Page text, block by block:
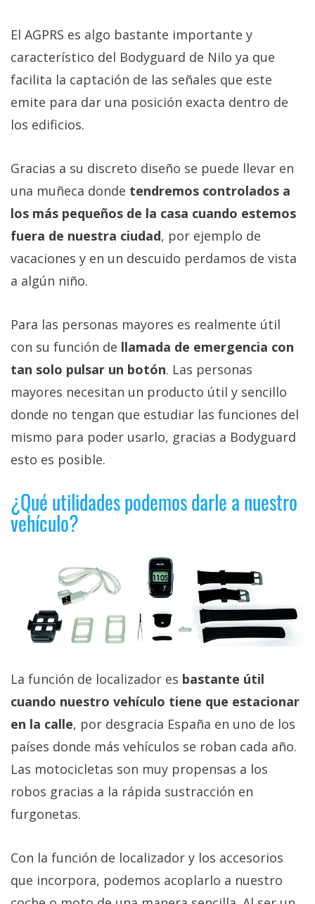
El AGPRS es algo bastante importante y
característico del Bodyguard de Nilo ya que
facilita la captación de las señales que este
emite para dar una posición exacta dentro de
los edificios.
Gracias a su discreto diseño se puede llevar en
una muñeca donde tendremos controlados a
los más pequeños de la casa cuando estemos
fuera de nuestra ciudad, por ejemplo de
vacaciones y en un descuido perdamos de vista
a algún niño.
Para las personas mayores es realmente útil
con su función de llamada de emergencia con
tan solo pulsar un botón. Las personas
mayores necesitan un producto útil y sencillo
donde no tengan que estudiar las funciones del
mismo para poder usarlo, gracias a Bodyguard
esto es posible.
¿Qué utilidades podemos darle a nuestro
vehículo?
La función de localizador es bastante útil
cuando nuestro vehículo tiene que estacionar
en la calle, por desgracia España en uno de los
países donde más vehículos se roban cada año.
Las motocicletas son muy propensas a los
robos gracias a la rápida sustracción en
furgonetas.
Con la función de localizador y los accesorios
que incorpora, podemos acoplarlo a nuestro